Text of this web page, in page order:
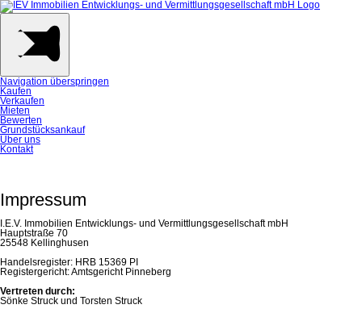
Navigation überspringen
Kaufen
Verkaufen
Mieten
Bewerten
Grundstücksankauf
Über uns
Kontakt
Impressum
I.E.V. Immobilien Entwicklungs- und Vermittlungsgesellschaft mbH
Hauptstraße 70
25548 Kellinghusen
Handelsregister: HRB 15369 PI
Registergericht: Amtsgericht Pinneberg
Vertreten durch:
Sönke Struck und Torsten Struck